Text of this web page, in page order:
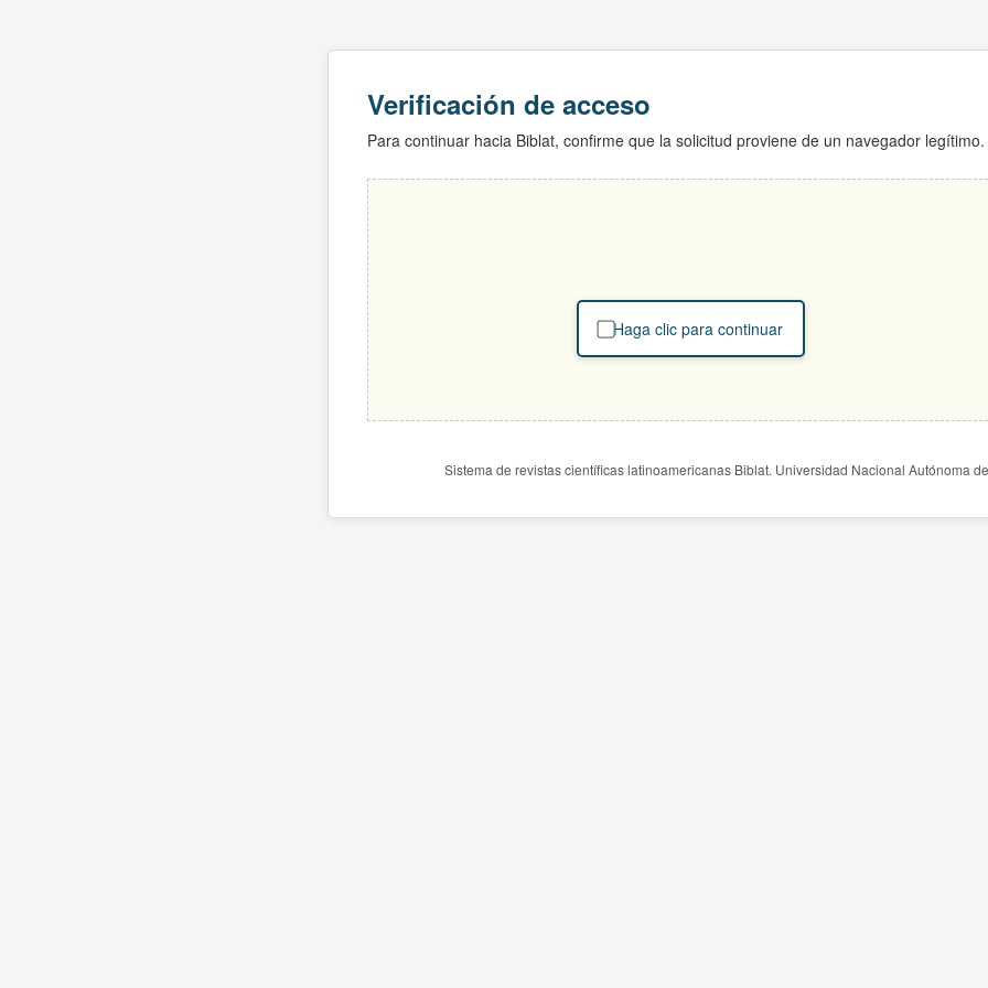
Verificación de acceso
Para continuar hacia Biblat, confirme que la solicitud proviene de un navegador legítimo.
Haga clic para continuar
Sistema de revistas científicas latinoamericanas Biblat. Universidad Nacional Autónoma